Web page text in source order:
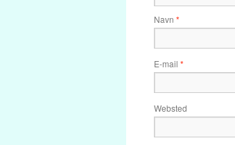
Navn *
E-mail *
Websted